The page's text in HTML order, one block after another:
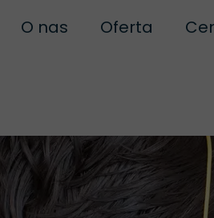
O nas
Polityka prywatności
Regulamin
Oferta